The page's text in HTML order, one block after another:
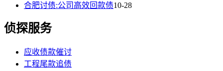
合肥讨债:公司高效回款债10-28
侦探服务
应收债款催讨
工程尾款追债